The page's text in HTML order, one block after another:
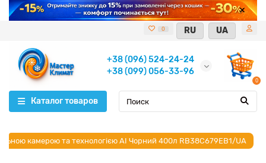
0 RU UA
+38 (096) 524-24-24
+38 (099) 056-33-96
0
Каталог товаров
камерою та технологією AI Чорний 400л RB38C679EB1/UA